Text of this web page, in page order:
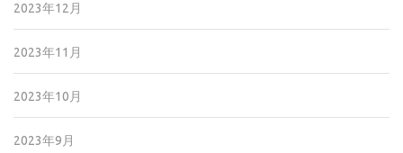
2023年12月
2023年11月
2023年10月
2023年9月